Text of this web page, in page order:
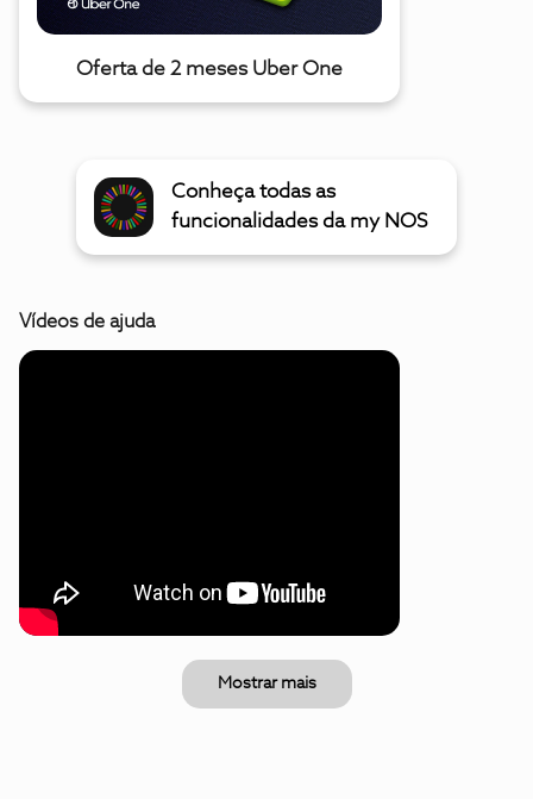
Oferta de 2 meses Uber One
Conheça todas as
funcionalidades da my NOS
Vídeos de ajuda
Mostrar mais